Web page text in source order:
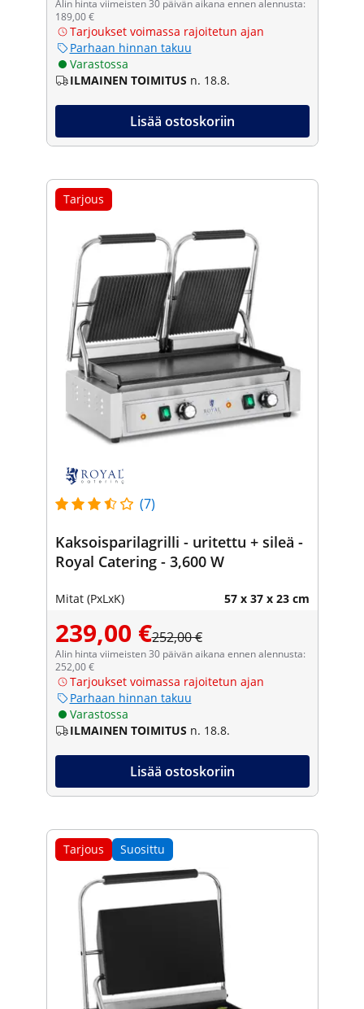
Alin hinta viimeisten 30 päivän aikana ennen alennusta:
189,00 €
Tarjoukset voimassa rajoitetun ajan
Parhaan hinnan takuu
Varastossa
ILMAINEN TOIMITUS n. 18.8.
Lisää ostoskoriin
Tarjous
(7)
Kaksoisparilagrilli - uritettu + sileä -
Royal Catering - 3,600 W
Mitat (PxLxK) 57 x 37 x 23 cm
239,00 €252,00 €
Alin hinta viimeisten 30 päivän aikana ennen alennusta:
252,00 €
Tarjoukset voimassa rajoitetun ajan
Parhaan hinnan takuu
Varastossa
ILMAINEN TOIMITUS n. 18.8.
Lisää ostoskoriin
Tarjous Suosittu